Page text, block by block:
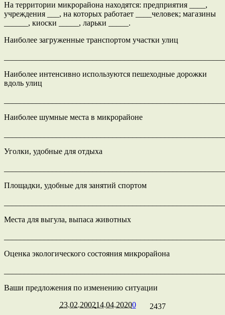
На территории микрорайона находятся: предприятия ____,
учреждения ___, на которых работает ____человек; магазины
______, киоски _____, ларьки _____.
Наиболее загруженные транспортом участки улиц
Наиболее интенсивно используются пешеходные дорожки
вдоль улиц
Наиболее шумные места в микрорайоне
Уголки, удобные для отдыха
Площадки, удобные для занятий спортом
Места для выгула, выпаса животных
Оценка экологического состояния микрорайона
Ваши предложения по изменению ситуации
23.02.200214.04.20200 2437